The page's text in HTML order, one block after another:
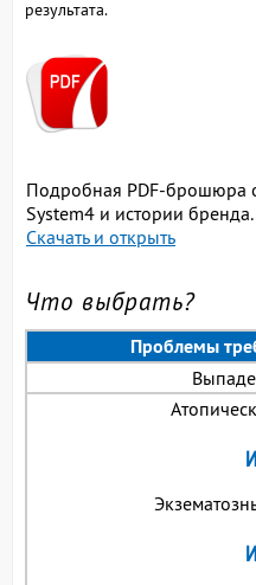
результата.
Подробная PDF-брошюра
System4 и истории
Скачать и открыть
Что выбрать?
Проблемы